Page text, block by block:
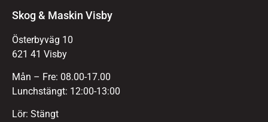
Skog & Maskin Visby
Österbyväg 10
621 41 Visby
Mån – Fre: 08.00-17.00
Lunchstängt: 12:00-13:00
Lör: Stängt